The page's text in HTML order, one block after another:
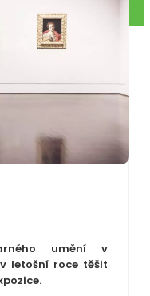
umění v
letošní roce těšit